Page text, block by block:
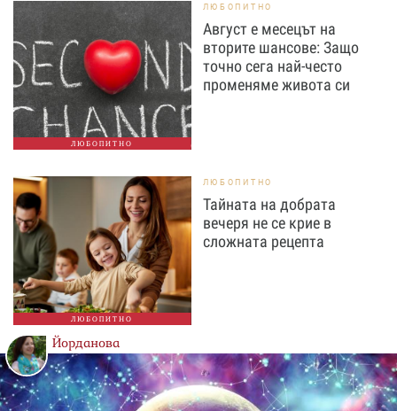
ЛЮБОПИТНО
ЛЮБОПИТНО
Август е месецът на
вторите шансове: Защо
точно сега най-често
променяме живота си
ЛЮБОПИТНО
ЛЮБОПИТНО
Тайната на добрата
вечеря не се крие в
сложната рецепта
Йорданова